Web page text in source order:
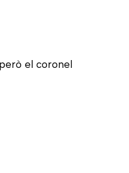
el coronel